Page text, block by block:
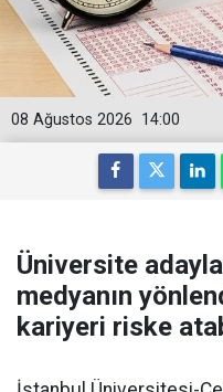
14:00
08 Ağustos 2026
Üniversite
medyanın
kariyeri riske